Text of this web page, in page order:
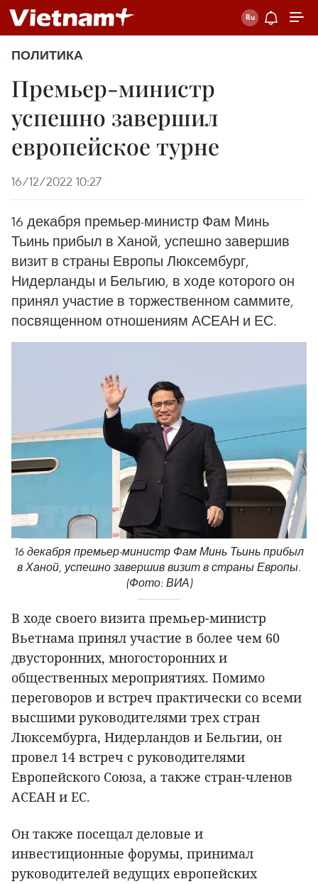
ПОЛИТИКА
Премьер-министр
успешно завершил
европейское турне
16/12/2022 10:27
16 декабря премьер-министр Фам Минь
Тьинь прибыл в Ханой, успешно завершив
визит в страны Европы Люксембург,
Нидерланды и Бельгию, в ходе которого он
принял участие в торжественном саммите,
посвященном отношениям АСЕАН и ЕС.
16 декабря премьер-министр Фам Минь Тьинь прибыл
в Ханой, успешно завершив визит в страны Европы.
(Фото: ВИА)
В ходе своего визита премьер-министр
Вьетнама принял участие в более чем 60
двусторонних, многосторонних и
общественных мероприятиях. Помимо
переговоров и встреч практически со всеми
высшими руководителями трех стран
Люксембурга, Нидерландов и Бельгии, он
провел 14 встреч с руководителями
Европейского Союза, а также стран-членов
АСЕАН и ЕС.
Он также посещал деловые и
инвестиционные форумы, принимал
руководителей ведущих европейских